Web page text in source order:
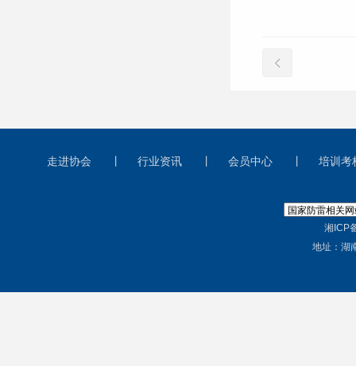
走进协会 行业资讯 会员中心 培训考
湘ICP
地址：湖